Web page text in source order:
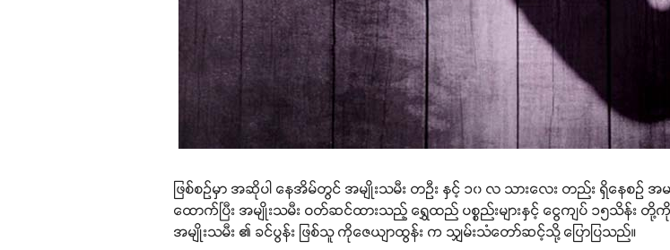
ဖြစ်စဉ်မှာ အဆိုပါ နေအိမ်တွင် အမျိုးသမီး တဦး နှင့် ၁၀ လ သားလေး တည်း ရှိနေစဉ်
ထောက်ပြီး အမျိုးသမီး ဝတ်ဆင်ထားသည့် ရွှေထည် ပစ္စည်းများနှင့် ငွေကျပ် ၁၅သိန်
အမျိုးသမီး ၏ ခင်ပွန်း ဖြစ်သူ ကိုဇေယျာထွန်း က သျှမ်းသံတော်ဆင့်သို့ ပြောပြသည်။